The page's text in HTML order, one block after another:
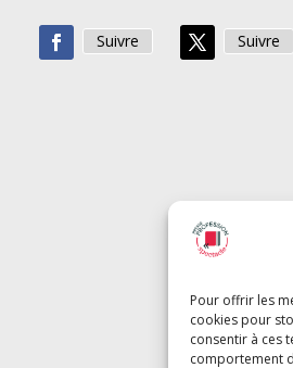
Pour offrir les
cookies pour
consentir à ces
comportement
Suivre Suivre